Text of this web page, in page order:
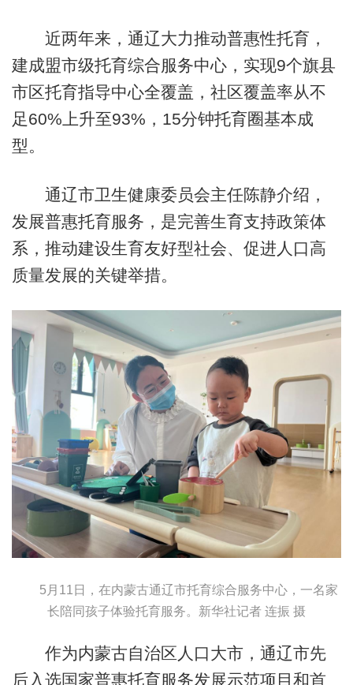
近两年来，通辽大力推动普惠性托育，
建成盟市级托育综合服务中心，实现9个旗县
市区托育指导中心全覆盖，社区覆盖率从不
足60%上升至93%，15分钟托育圈基本成
型。
通辽市卫生健康委员会主任陈静介绍，
发展普惠托育服务，是完善生育支持政策体
系，推动建设生育友好型社会、促进人口高
质量发展的关键举措。
5月11日，在内蒙古通辽市托育综合服务中心，一名家
长陪同孩子体验托育服务。新华社记者 连振 摄
作为内蒙古自治区人口大市，通辽市先
后入选国家普惠托育服务发展示范项目和首